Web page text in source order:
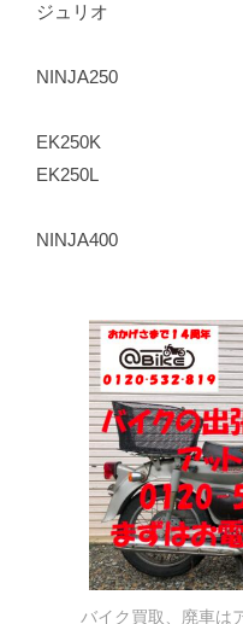
ジュリオ
NINJA250
EK250K
EK250L
NINJA400
バイク買取、廃車